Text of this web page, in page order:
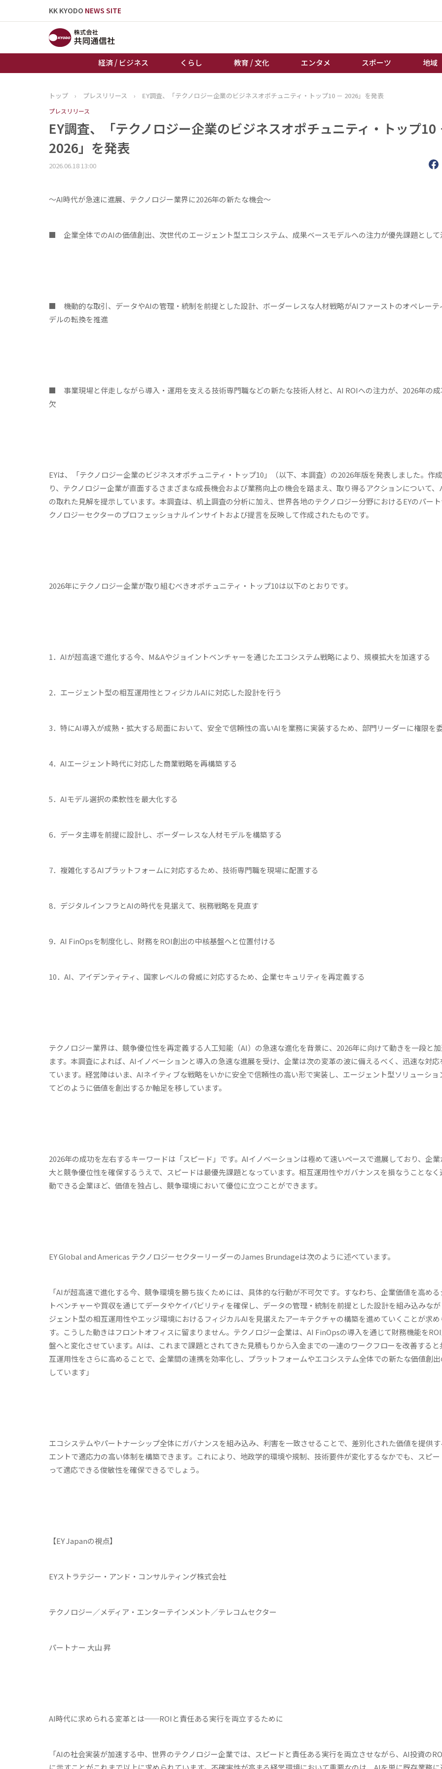
KK KYODO NEWS SITE
経済 / ビジネス くらし 教育 / 文化 エンタメ スポーツ 地域
トップページ
経済 / ビジネス
教育 / 文化
誰もが輝いて働く社会へ
オートレース
トップ › プレスリリース › EY調査、「テクノロジー企業のビジネスオポチュニティ・トップ10 － 2026」を発表
プレスリリース
EY調査、「テクノロジー企業のビジネスオポチュニティ・トップ10
2026」を発表
2026.06.18 13:00
～AI時代が急速に進展、テクノロジー業界に2026年の新たな機会～
■ 企業全体でのAIの価値創出、次世代のエージェント型エコシステム、成果ベースモデルへの注力が優先課題として
■ 機動的な取引、データやAIの管理・統制を前提とした設計、ボーダーレスな人材戦略がAIファーストのオペレーテ
デルの転換を推進
■ 事業現場と伴走しながら導入・運用を支える技術専門職などの新たな技術人材と、AI ROIへの注力が、2026年の
欠
EYは、「テクノロジー企業のビジネスオポチュニティ・トップ10」（以下、本調査）の2026年版を発表しました。作
り、テクノロジー企業が直面するさまざまな成長機会および業務向上の機会を踏まえ、取り得るアクションについて、
の取れた見解を提示しています。本調査は、机上調査の分析に加え、世界各地のテクノロジー分野におけるEYのパー
クノロジーセクターのプロフェッショナルインサイトおよび提言を反映して作成されたものです。
2026年にテクノロジー企業が取り組むべきオポチュニティ・トップ10は以下のとおりです。
1．AIが超高速で進化する今、M&Aやジョイントベンチャーを通じたエコシステム戦略により、規模拡大を加速する
2．エージェント型の相互運用性とフィジカルAIに対応した設計を行う
3．特にAI導入が成熟・拡大する局面において、安全で信頼性の高いAIを業務に実装するため、部門リーダーに権限を
4．AIエージェント時代に対応した商業戦略を再構築する
5．AIモデル選択の柔軟性を最大化する
6．データ主導を前提に設計し、ボーダーレスな人材モデルを構築する
7．複雑化するAIプラットフォームに対応するため、技術専門職を現場に配置する
8．デジタルインフラとAIの時代を見据えて、税務戦略を見直す
9．AI FinOpsを制度化し、財務をROI創出の中核基盤へと位置付ける
10．AI、アイデンティティ、国家レベルの脅威に対応するため、企業セキュリティを再定義する
テクノロジー業界は、競争優位性を再定義する人工知能（AI）の急速な進化を背景に、2026年に向けて動きを一段と
ます。本調査によれば、AIイノベーションと導入の急速な進展を受け、企業は次の変革の波に備えるべく、迅速な対応
ています。経営陣はいま、AIネイティブな戦略をいかに安全で信頼性の高い形で実装し、エージェント型ソリューショ
てどのように価値を創出するか軸足を移しています。
2026年の成功を左右するキーワードは「スピード」です。AIイノベーションは極めて速いペースで進展しており、企
大と競争優位性を確保するうえで、スピードは最優先課題となっています。相互運用性やガバナンスを損なうことなく
動できる企業ほど、価値を独占し、競争環境において優位に立つことができます。
EY Global and Americas テクノロジーセクターリーダーのJames Brundageは次のように述べています。
「AIが超高速で進化する今、競争環境を勝ち抜くためには、具体的な行動が不可欠です。すなわち、企業価値を高め
トベンチャーや買収を通じてデータやケイパビリティを確保し、データの管理・統制を前提とした設計を組み込みな
ジェント型の相互運用性やエッジ環境におけるフィジカルAIを見据えたアーキテクチャの構築を進めていくことが求
す。こうした動きはフロントオフィスに留まりません。テクノロジー企業は、AI FinOpsの導入を通じて財務機能を
盤へと変化させています。AIは、これまで課題とされてきた見積もりから入金までの一連のワークフローを改善すると
互運用性をさらに高めることで、企業間の連携を効率化し、プラットフォームやエコシステム全体での新たな価値創
しています」
エコシステムやパートナーシップ全体にガバナンスを組み込み、利害を一致させることで、差別化された価値を提供
エントで適応力の高い体制を構築できます。これにより、地政学的環境や規制、技術要件が変化するなかでも、スピ
って適応できる俊敏性を確保できるでしょう。
【EY Japanの視点】
EYストラテジー・アンド・コンサルティング株式会社
テクノロジー／メディア・エンターテインメント／テレコムセクター
パートナー 大山 昇
AI時代に求められる変革とは──ROI と責任ある実行を両立するために
「AIの社会実装が加速する中、世界のテクノロジー企業では、スピードと責任ある実行を両立させながら、AI投資の